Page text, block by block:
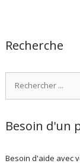
Recherche
Besoin d'un
Besoin d'aide avec